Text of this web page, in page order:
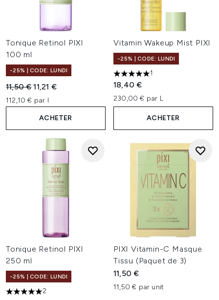
Tonique Retinol PIXI
100 ml
-25% | CODE: LUNDI
Prix de vente :
11,50 €Prix ​​actuel :
11,21 €
112,10 € par l
ACHETER
Vitamin Wakeup Mist PIXI
-25% | CODE: LUNDI
5 étoiles sur un maximum de
1
18,40 €
230,00 € par L
ACHETER
Tonique Retinol PIXI
250 ml
-25% | CODE: LUNDI
5 étoiles sur un maximum de 5
2
PIXI Vitamin-C Masque
Tissu (Paquet de 3)
11,50 €
11,50 € par unit